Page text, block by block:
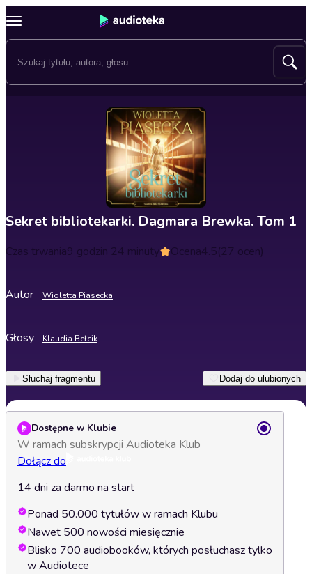
Sekret bibliotekarki. Dagmara Brewka. Tom 1
Czas trwania9 godzin 24 minuty Ocena4.5(27 ocen)
Autor Wioletta Piasecka
Głosy Klaudia Bełcik
Słuchaj fragmentu Dodaj do ulubionych
Dostępne w Klubie
W ramach subskrypcji Audioteka Klub
Dołącz do
14 dni za darmo na start
Ponad 50.000 tytułów w ramach Klubu
Nawet 500 nowości miesięcznie
Blisko 700 audiobooków, których posłuchasz tylko
w Audiotece